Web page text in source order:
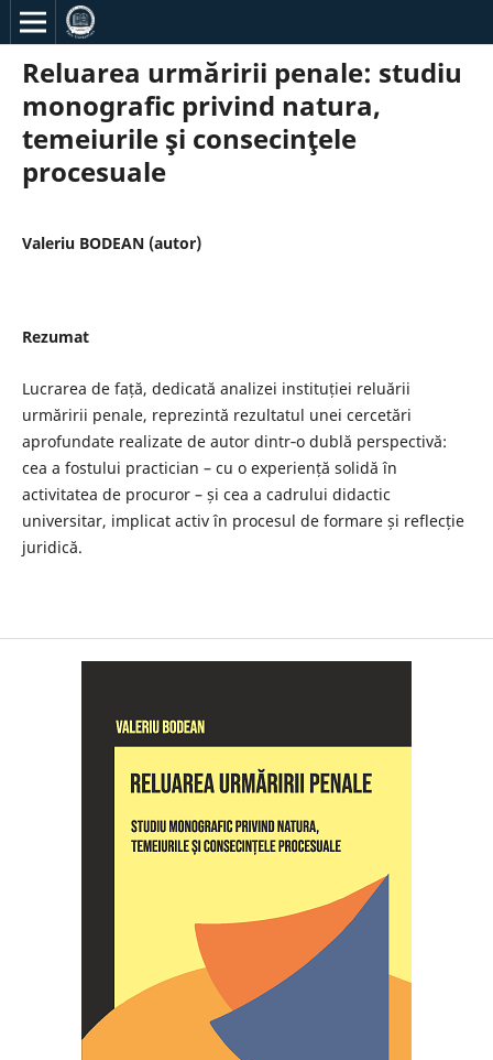
Reluarea urmăririi penale: studiu
monografic privind natura,
temeiurile şi consecinţele
procesuale
Valeriu BODEAN (autor)
Rezumat
Lucrarea de față, dedicată analizei instituției reluării
urmăririi penale, reprezintă rezultatul unei cercetări
aprofundate realizate de autor dintr‐o dublă perspectivă:
cea a fostului practician – cu o experiență solidă în
activitatea de procuror – și cea a cadrului didactic
universitar, implicat activ în procesul de formare și reflecție
juridică.